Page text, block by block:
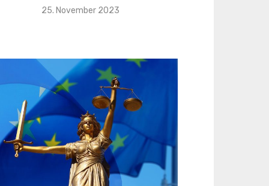
Veröffentlicht
25. November 2023